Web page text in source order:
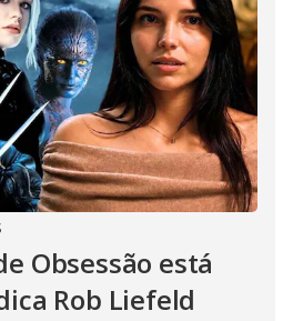
Obsessão está
Rob Liefeld